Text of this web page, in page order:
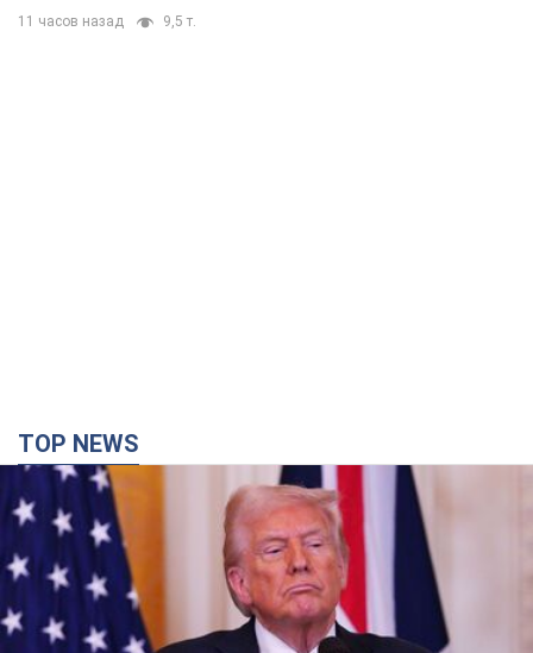
11 часов назад 9,5 т.
TOP NEWS